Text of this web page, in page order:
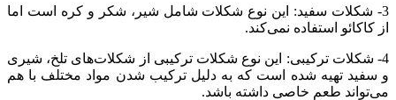
3- شکلات سفید: این نوع شکلات شامل شیر، شکر و کره است اما
از کاکائو استفاده نمی‌کند.
4- شکلات ترکیبی: این نوع شکلات ترکیبی از شکلات‌های تلخ، شیری
و سفید تهیه شده است که به دلیل ترکیب شدن مواد مختلف با هم
می‌تواند طعم خاصی داشته باشد.